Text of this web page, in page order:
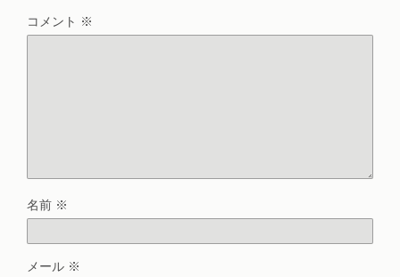
コメント ※
名前 ※
メール ※